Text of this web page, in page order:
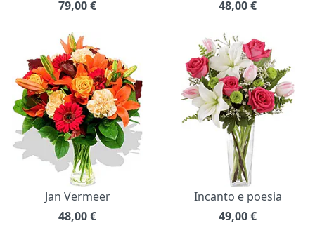
79,00€
48,00€
Jan Vermeer
48,00€
Incanto e poesia
49,00€